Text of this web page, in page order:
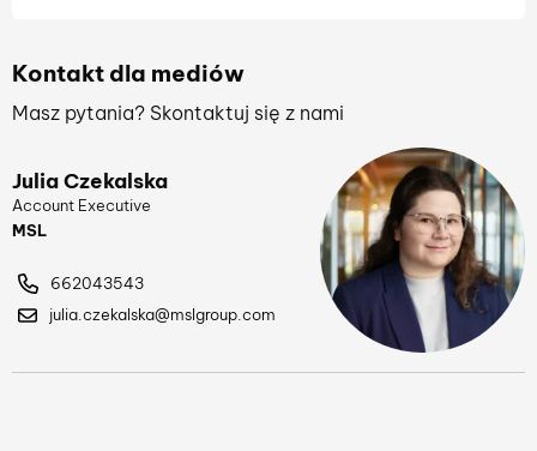
Kontakt dla mediów
Masz pytania? Skontaktuj się z nami
Julia Czekalska
Account Executive
MSL
662043543
julia.czekalska@mslgroup.com